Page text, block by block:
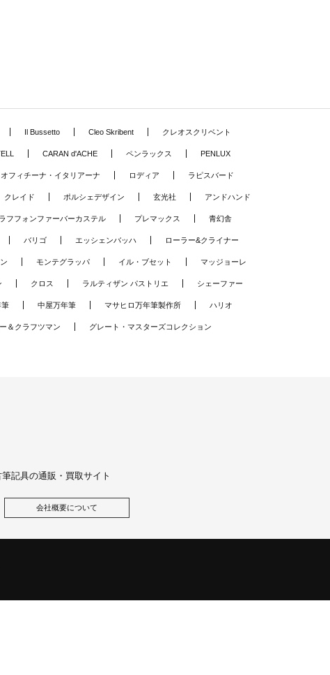
Il Bussetto Cleo Skribent クレオスクリベント
CARAN d'ACHE ペンラックス PENLUX
フィチーナ・イタリアーナ ロディア ラピスバード
クレイド ポルシェデザイン 玄光社 アンドハンド
フフォンファーバーカステル プレマックス 青幻舎
バリゴ エッシェンバッハ ローラー&クライナー
モンテグラッパ イル・ブセット マッジョーレ
クロス ラルティザン パストリエ シェーファー
筆 中屋万年筆 マサヒロ万年筆製作所 ハリオ
＆クラフツマン グレート・マスターズコレクション
記具の通販・買取サイト
会社概要について